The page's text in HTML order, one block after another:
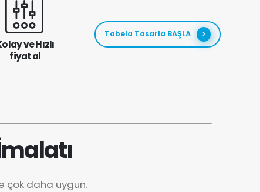
ve Hızlı
fiyat al
Tabela Tasarla BAŞLA
çok daha uygun.